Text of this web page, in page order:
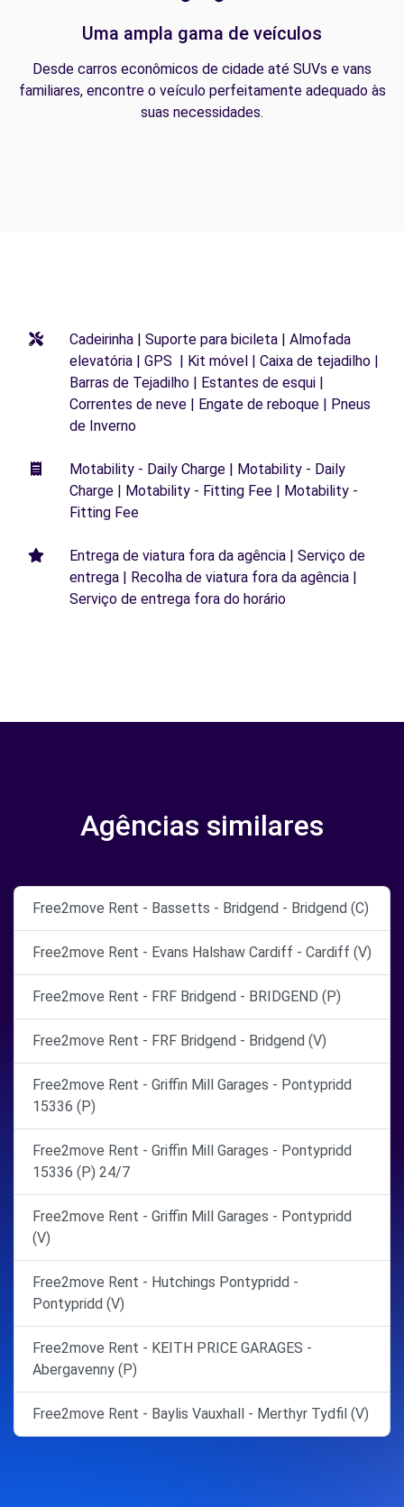
Uma ampla gama de veículos
Desde carros econômicos de cidade até SUVs e vans
familiares, encontre o veículo perfeitamente adequado às
suas necessidades.
Cadeirinha | Suporte para bicileta | Almofada
elevatória | GPS | Kit móvel | Caixa de tejadilho |
Barras de Tejadilho | Estantes de esqui |
Correntes de neve | Engate de reboque | Pneus
de Inverno
Motability - Daily Charge | Motability - Daily
Charge | Motability - Fitting Fee | Motability -
Fitting Fee
Entrega de viatura fora da agência | Serviço de
entrega | Recolha de viatura fora da agência |
Serviço de entrega fora do horário
Agências similares
Free2move Rent - Bassetts - Bridgend - Bridgend (C)
Free2move Rent - Evans Halshaw Cardiff - Cardiff (V)
Free2move Rent - FRF Bridgend - BRIDGEND (P)
Free2move Rent - FRF Bridgend - Bridgend (V)
Free2move Rent - Griffin Mill Garages - Pontypridd
15336 (P)
Free2move Rent - Griffin Mill Garages - Pontypridd
15336 (P) 24/7
Free2move Rent - Griffin Mill Garages - Pontypridd
(V)
Free2move Rent - Hutchings Pontypridd -
Pontypridd (V)
Free2move Rent - KEITH PRICE GARAGES -
Abergavenny (P)
Free2move Rent - Baylis Vauxhall - Merthyr Tydfil (V)